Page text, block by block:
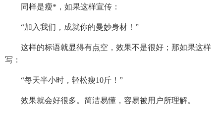
同样是瘦*，如果这样宣传：
“加入我们，成就你的曼妙身材！”
这样的标语就显得有点空，效果不是很好；那如果这样
写：
“每天半小时，轻松瘦10斤！”
效果就会好很多。简洁易懂，容易被用户所理解。